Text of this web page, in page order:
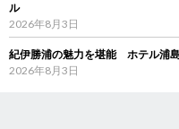
ル
2026年8月3日
紀伊勝浦の魅力を堪能 ホテル浦
2026年8月3日